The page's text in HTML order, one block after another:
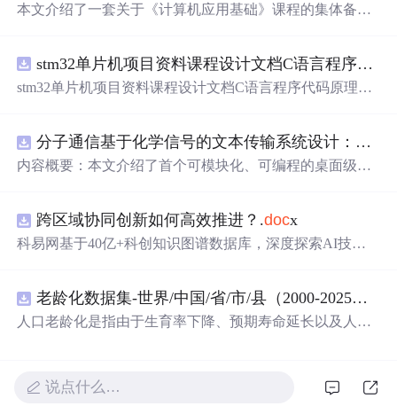
本文介绍了一套关于《计算机应用基础》课程的集体备课
注学生成长，最终形成标准化的教学资源包。
stm32单片机项目资料课程设计文档C语言程序代码原理图电路PCB实例无线智能报警器的设计
stm32单片机项目资料课程设计文档C语言程序代码原理图
分子通信基于化学信号的文本传输系统设计：桌面式实验平台实现与非线性特性分析
内容概要：本文介绍了首个可模块化、可编程的桌面级分
扇控制气流，实现了基于化学扩散与流动辅助的通信机
制。研究展示了系统的非线性特性，验证了即使在非理想
验提供了低成本、易复现的硬件平台。; 适合人群：具备电
子工程、通信系统或交叉学科背景，从事纳米技术、生物
通信或新型通信系统研究的科研人员及研究生。; 使用场景
扰、流量调控对通信性能的影响；③推动面向管道、地
跨区域协同创新如何高效推进？.docx
科易网基于40亿+科创知识图谱数据库，深度探索AI技术
新领域的AI+数智化解决方案，推动科技创新与产业创新
智能化发展。
老龄化数据集-世界/中国/省/市/县（2000-2025年）
人口老龄化是指由于生育率下降、预期寿命延长以及人口
提高的长期过程 从统计衡量标准看，国际上通常采用60岁
及以上人口占比或65岁及以上人口占比衡量人口老龄化程
说点什么…